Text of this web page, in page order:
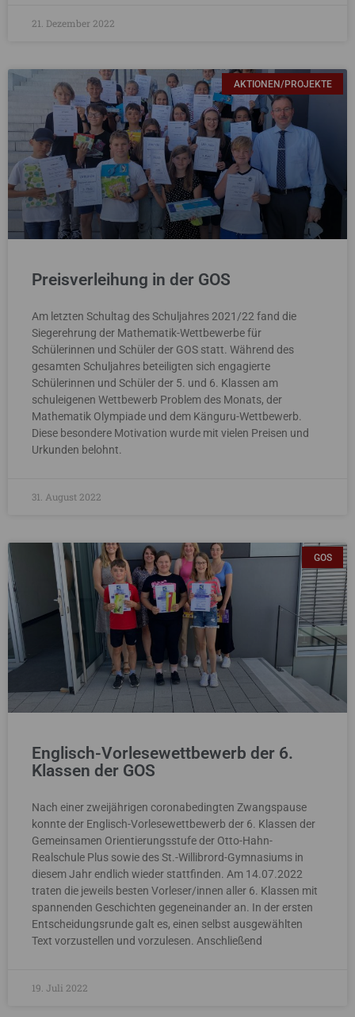
21. Dezember 2022
AKTIONEN/PROJEKTE
Preisverleihung in der GOS
Am letzten Schultag des Schuljahres 2021/22 fand die
Siegerehrung der Mathematik-Wettbewerbe für
Schülerinnen und Schüler der GOS statt. Während des
gesamten Schuljahres beteiligten sich engagierte
Schülerinnen und Schüler der 5. und 6. Klassen am
schuleigenen Wettbewerb Problem des Monats, der
Mathematik Olympiade und dem Känguru-Wettbewerb.
Diese besondere Motivation wurde mit vielen Preisen und
Urkunden belohnt.
31. August 2022
GOS
Englisch-Vorlesewettbewerb der 6.
Klassen der GOS
Nach einer zweijährigen coronabedingten Zwangspause
konnte der Englisch-Vorlesewettbewerb der 6. Klassen der
Gemeinsamen Orientierungsstufe der Otto-Hahn-
Realschule Plus sowie des St.-Willibrord-Gymnasiums in
diesem Jahr endlich wieder stattfinden. Am 14.07.2022
traten die jeweils besten Vorleser/innen aller 6. Klassen mit
spannenden Geschichten gegeneinander an. In der ersten
Entscheidungsrunde galt es, einen selbst ausgewählten
Text vorzustellen und vorzulesen. Anschließend
19. Juli 2022